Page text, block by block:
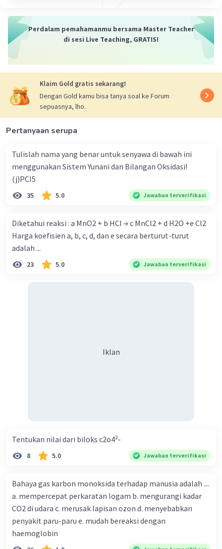
Beri Rating·0.0( 0) Balas
Iklan
Perdalam pemahamanmu bersama Master Teacher
di sesi Live Teaching, GRATIS!
Klaim Gold gratis sekarang!
Dengan Gold kamu bisa tanya soal ke Forum
sepuasnya, lho.
Pertanyaan serupa
Tulislah nama yang benar untuk senyawa di bawah ini
menggunakan Sistem Yunani dan Bilangan Oksidasi!
(j)PCI5
35 5.0 Jawaban terverifikasi
Diketahui reaksi : a MnO2 + b HCl → c MnCl2 + d H2O +e Cl2
Harga koefisien a, b, c, d, dan e secara berturut-turut
adalah ...
23 5.0 Jawaban terverifikasi
Iklan
Tentukan nilai dari biloks c2o4²-
8 5.0 Jawaban terverifikasi
Bahaya gas karbon monoksida terhadap manusia adalah ....
a. mempercepat perkaratan logam b. mengurangi kadar
CO2 di udara c. merusak lapisan ozon d. menyebabkan
penyakit paru-paru e. mudah bereaksi dengan
haemoglobin